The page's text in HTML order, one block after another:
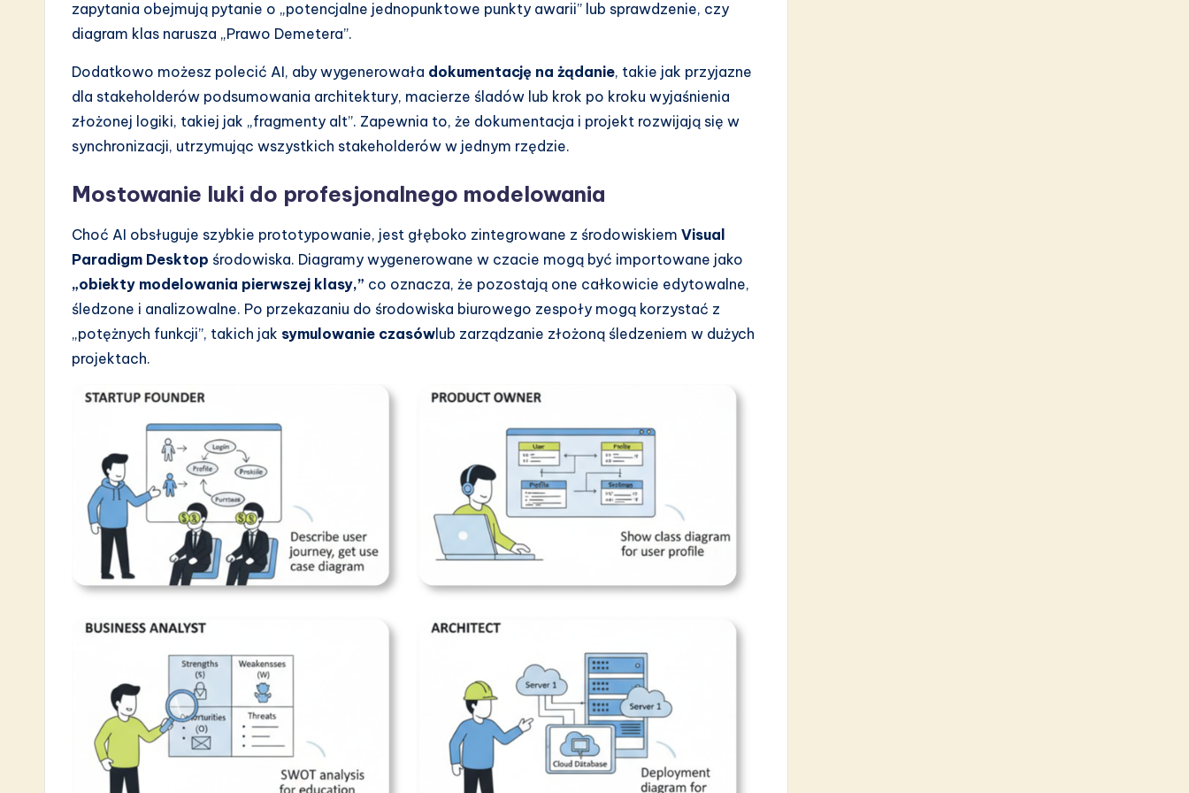
zapytania obejmują pytanie o „potencjalne jednopunktowe punkty awarii” lub sprawdzenie, czy
diagram klas narusza „Prawo Demetera”.
Dodatkowo możesz polecić AI, aby wygenerowała dokumentację na żądanie, takie jak przyjazne
dla stakeholderów podsumowania architektury, macierze śladów lub krok po kroku wyjaśnienia
złożonej logiki, takiej jak „fragmenty alt”. Zapewnia to, że dokumentacja i projekt rozwijają się w
synchronizacji, utrzymując wszystkich stakeholderów w jednym rzędzie.
Mostowanie luki do profesjonalnego modelowania
Choć AI obsługuje szybkie prototypowanie, jest głęboko zintegrowane z środowiskiem Visual
Paradigm Desktop środowiska. Diagramy wygenerowane w czacie mogą być importowane jako
„obiekty modelowania pierwszej klasy,” co oznacza, że pozostają one całkowicie edytowalne,
śledzone i analizowalne. Po przekazaniu do środowiska biurowego zespoły mogą korzystać z
„potężnych funkcji”, takich jak symulowanie czasówlub zarządzanie złożoną śledzeniem w dużych
projektach.